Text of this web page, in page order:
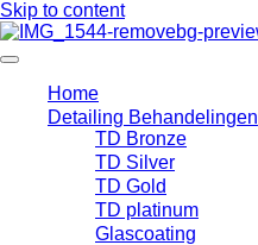
Skip to content
Home
Detailing Behandelingen
TD Bronze
TD Silver
TD Gold
TD platinum
Glascoating